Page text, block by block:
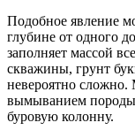
Подобное явление
глубине от одного
заполняет массой
скважины, грунт
невероятно сложно.
вымыванием породы
буровую колонну.